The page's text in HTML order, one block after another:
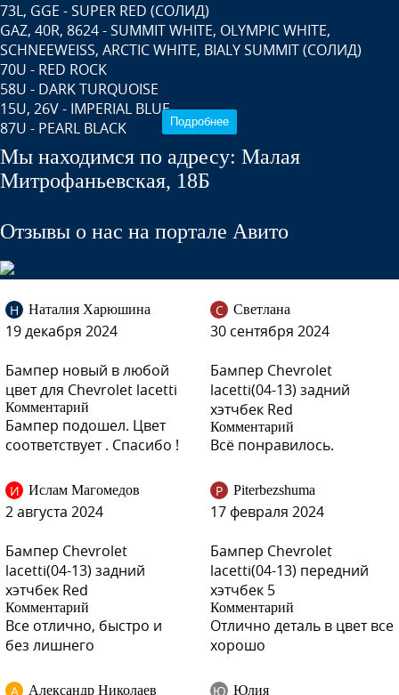
73L, GGE - SUPER RED (СОЛИД)
GAZ, 40R, 8624 - SUMMIT WHITE, OLYMPIC WHITE,
SCHNEEWEISS, ARCTIC WHITE, BIALY SUMMIT (СОЛИД)
70U - RED ROCK
58U - DARK TURQUOISE
15U, 26V - IMPERIAL BLUE
87U - PEARL BLACK
92U, GCY - POLY SILVER
54U - SUNSET ORANGE
35U, 2WU - MINT GREEN
31U - DENIM BLUE
44V, 17U, 224L - KHAKI GREEN
GCV - PEWTER GREY
GCT - MOROCCAN BLUE
GCS, 50H - VELVET RED, WINTERBERRY RED
GQK - SMOKEY GREY, GUNSMOKE GRAY
GCZ - LIGHT GOLD
GAN, 176, 636R - SWITCHBLADE SILVER, SOVEREIGN SILVER,
RADIANT SILVER, QUICKSILVER, BLADE SILVER, SILVER ICE
GUF - ARCTIC BLUE, MINERAL OIL BLUE
GAR, 01Q, 22C - CARBON FLASH, GRAPHITSCHWARZ,
CZARNY CARBON FLASH
GCW, 186 - MISTY LAKE, DIAMANTGRAU
10L, 11U, 474, GCB - GALAXY WHITE, CASABLANCA WHITE
(СОЛИД)
73L, GGE - SUPER RED (СОЛИД)
Подробнее
Мы находимся по адресу: Малая
Митрофаньевская, 18Б
Отзывы о нас на портале Авито
Н Наталия Харюшина
19 декабря 2024
Бампер новый в любой
цвет для Chevrolet lacetti
Комментарий
Бампер подошел. Цвет
соответствует . Спасибо !
С Светлана
30 сентября 2024
Бампер Chevrolet
lacetti(04-13) задний
хэтчбек Red
Комментарий
Всё понравилось.
И Ислам Магомедов
2 августа 2024
Бампер Chevrolet
lacetti(04-13) задний
хэтчбек Red
Комментарий
Все отлично, быстро и
без лишнего
P Piterbezshuma
17 февраля 2024
Бампер Chevrolet
lacetti(04-13) передний
хэтчбек 5
Комментарий
Отлично деталь в цвет все
хорошо
А Александр Николаев Ю Юлия